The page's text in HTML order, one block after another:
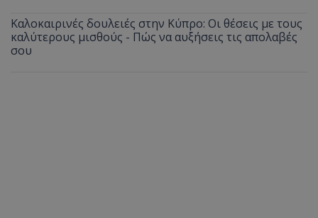
Καλοκαιρινές δουλειές στην Κύπρο: Οι θέσεις με τους
καλύτερους μισθούς - Πώς να αυξήσεις τις απολαβές
σου